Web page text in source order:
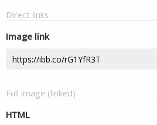
Direct links
Image link
Full image (linked)
HTML